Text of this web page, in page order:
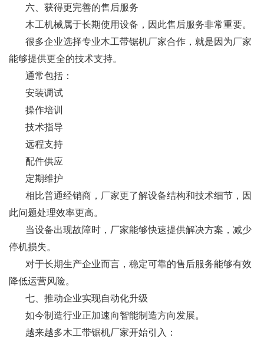
六、获得更完善的售后服务
木工机械属于长期使用设备，因此售后服务非常重要。
很多企业选择专业木工带锯机厂家合作，就是因为厂家
能够提供更全的技术支持。
通常包括：
安装调试
操作培训
技术指导
远程支持
配件供应
定期维护
相比普通经销商，厂家更了解设备结构和技术细节，因
此问题处理效率更高。
当设备出现故障时，厂家能够快速提供解决方案，减少
停机损失。
对于长期生产企业而言，稳定可靠的售后服务能够有效
降低运营风险。
七、推动企业实现自动化升级
如今制造行业正加速向智能制造方向发展。
越来越多木工带锯机厂家开始引入：